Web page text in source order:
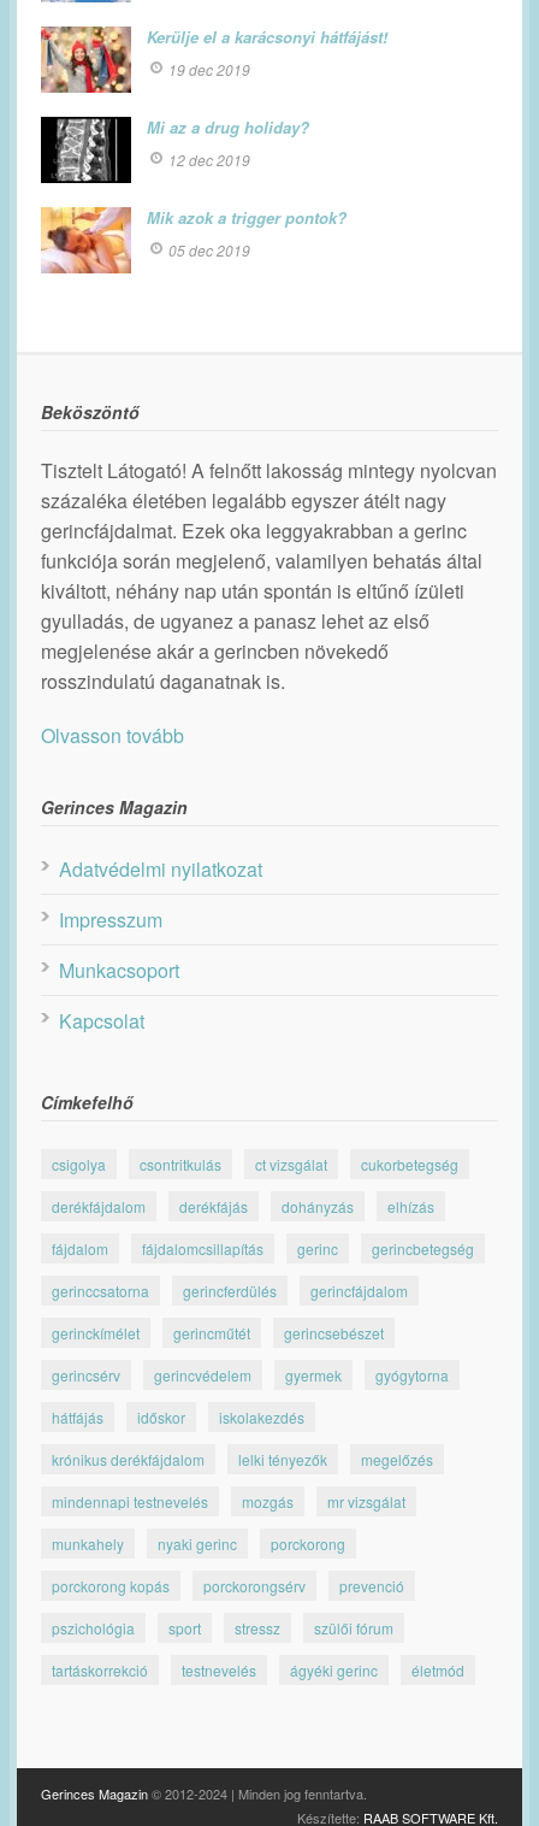
Kerülje el a karácsonyi hátfájást!
19 dec 2019
Mi az a drug holiday?
12 dec 2019
Mik azok a trigger pontok?
05 dec 2019
Beköszöntő
Tisztelt Látogató! A felnőtt lakosság mintegy nyolcvan
százaléka életében legalább egyszer átélt nagy
gerincfájdalmat. Ezek oka leggyakrabban a gerinc
funkciója során megjelenő, valamilyen behatás által
kiváltott, néhány nap után spontán is eltűnő ízületi
gyulladás, de ugyanez a panasz lehet az első
megjelenése akár a gerincben növekedő
rosszindulatú daganatnak is.
Olvasson tovább
Gerinces Magazin
Adatvédelmi nyilatkozat
Impresszum
Munkacsoport
Kapcsolat
Címkefelhő
csigolya csontritkulás ct vizsgálat cukorbetegség
derékfájdalom derékfájás dohányzás elhízás
fájdalom fájdalomcsillapítás gerinc gerincbetegség
gerinccsatorna gerincferdülés gerincfájdalom
gerinckímélet gerincműtét gerincsebészet
gerincsérv gerincvédelem gyermek gyógytorna
hátfájás időskor iskolakezdés
krónikus derékfájdalom lelki tényezők megelőzés
mindennapi testnevelés mozgás mr vizsgálat
munkahely nyaki gerinc porckorong
porckorong kopás porckorongsérv prevenció
pszichológia sport stressz szülői fórum
tartáskorrekció testnevelés ágyéki gerinc életmód
Gerinces Magazin© 2012-2024 | Minden jog fenntartva.
Készítette: RAAB SOFTWARE Kft.